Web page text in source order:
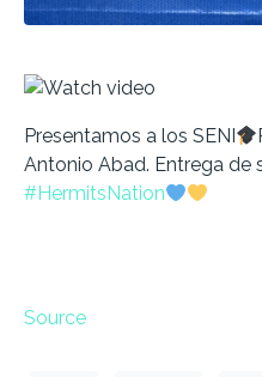
Presentamos a los SENI
Antonio Abad. Entrega de
#HermitsNation
Source